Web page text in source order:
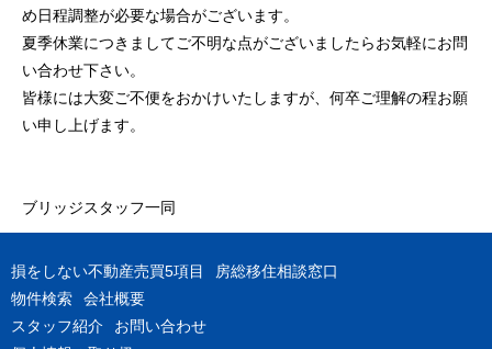
め日程調整が必要な場合がございます。
夏季休業につきましてご不明な点がございましたらお気軽にお問
い合わせ下さい。
皆様には大変ご不便をおかけいたしますが、何卒ご理解の程お願
い申し上げます。
ブリッジスタッフ一同
損をしない不動産売買5項目
房総移住相談窓口
物件検索
会社概要
スタッフ紹介
お問い合わせ